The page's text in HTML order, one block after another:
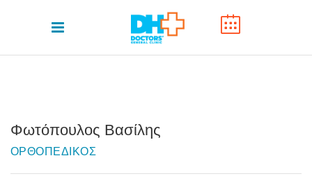
Φωτόπουλος Βασίλης
ΟΡΘΟΠΕΔΙΚΟΣ